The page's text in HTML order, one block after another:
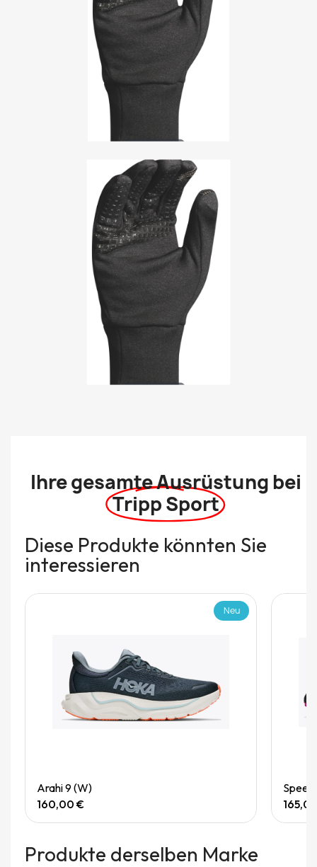
Ihre gesamte Ausrüstung bei
Tripp Sport
Diese Produkte könnten Sie
interessieren
Neu
Arahi 9 (W)
160,00 €
Produkte derselben Marke